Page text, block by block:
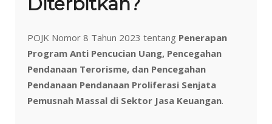
POJK Nomor 8 Tahun 2023 tentang Penerapan
Program Anti Pencucian Uang, Pencegahan
Pendanaan Terorisme, dan Pencegahan
Pendanaan Pendanaan Proliferasi Senjata
Pemusnah Massal di Sektor Jasa Keuangan.